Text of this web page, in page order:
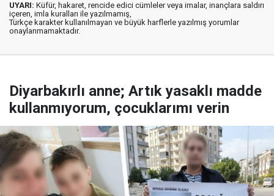
UYARI: Küfür, hakaret, rencide edici cümleler veya imalar, inançlara saldırı
içeren, imla kuralları ile yazılmamış,
Türkçe karakter kullanılmayan ve büyük harflerle yazılmış yorumlar
onaylanmamaktadır.
Diyarbakırlı anne; Artık yasaklı madde
kullanmıyorum, çocuklarımı verin